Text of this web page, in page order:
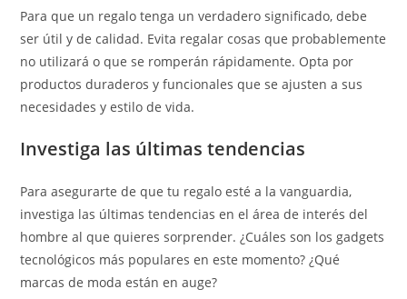
Para que un regalo tenga un verdadero significado, debe
ser útil y de calidad. Evita regalar cosas que probablemente
no utilizará o que se romperán rápidamente. Opta por
productos duraderos y funcionales que se ajusten a sus
necesidades y estilo de vida.
Investiga las últimas tendencias
Para asegurarte de que tu regalo esté a la vanguardia,
investiga las últimas tendencias en el área de interés del
hombre al que quieres sorprender. ¿Cuáles son los gadgets
tecnológicos más populares en este momento? ¿Qué
marcas de moda están en auge?